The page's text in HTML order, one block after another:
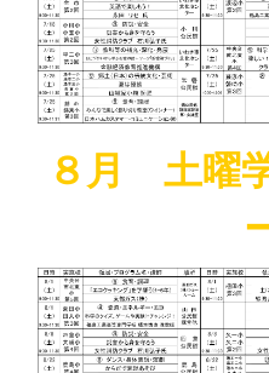
８月 土曜